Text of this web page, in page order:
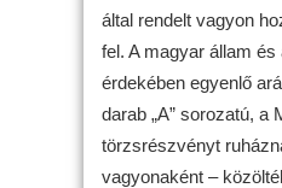
által rendelt vagyon
fel. A magyar állam és
érdekében egyenlő
darab „A” sorozatú, a
törzsrészvényt
vagyonaként –